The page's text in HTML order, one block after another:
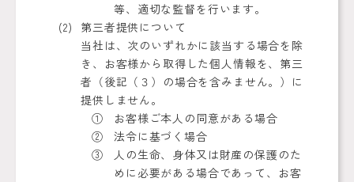
等、適切な監督を行います。
第三者提供について
当社は、次のいずれかに該当する場合を除
き、お客様から取得した個人情報を、第三
者（後記（３）の場合を含みません。）に
提供しません。
お客様ご本人の同意がある場合
法令に基づく場合
人の生命、身体又は財産の保護のた
めに必要がある場合であって、お客